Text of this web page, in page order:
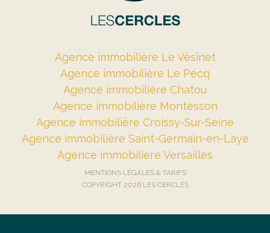
Agence immobilière Le Vésinet
Agence immobilière Le Pecq
Agence immobilière Chatou
Agence immobilière Montesson
Agence immobilière Croissy-Sur-Seine
Agence immobilière Saint-Germain-en-Laye
Agence immobilière Versailles
MENTIONS LÉGALES & TARIFS
COPYRIGHT 2026 LES CERCLES